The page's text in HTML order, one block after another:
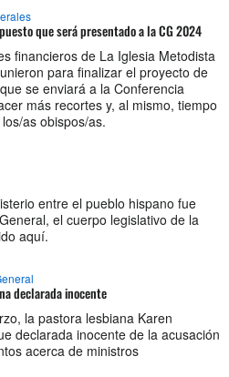
que será presentado a la CG 2024
financieros de La Iglesia Metodista
para finalizar el proyecto de
se enviará a la Conferencia
más recortes y, al mismo, tiempo
as obispos/as.
entre el pueblo hispano fue
el cuerpo legislativo de la
aquí.
declarada inocente
la pastora lesbiana Karen
declarada inocente de la acusación
acerca de ministros